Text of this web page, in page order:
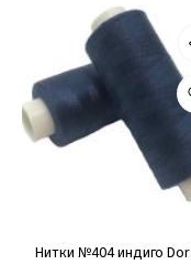
Нитки №404 индиго